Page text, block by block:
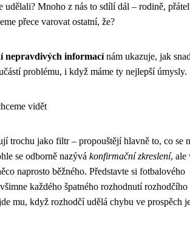
udělali? Mnoho z nás to sdílí dál – rodině,
přece varovat ostatní, že?
nepravdivých informacínám ukazuje, jak
problému, i když máme ty nejlepší úmysly.
vidět
trochu jako filtr – propouštějí hlavně to, co se
se odborně nazývá konfirmační zkreslení, ale
naprosto běžného. Představte si fotbalového
každého špatného rozhodnutí
mu, když rozhodčí udělá chybu ve prospěch